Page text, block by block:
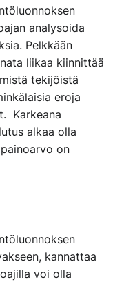
analysoida
Pelkkään
liikaa kiinnittää
tekijöistä
eroja
Karkeana
alkaa olla
on
kannattaa
voi olla